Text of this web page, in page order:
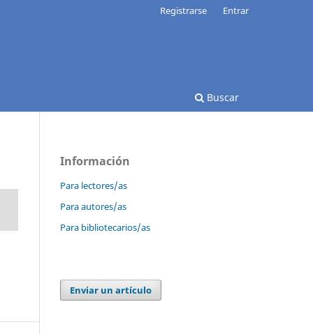
Buscar
Registrarse Entrar
Información
Para lectores/as
Para autores/as
Para bibliotecarios/as
Enviar un artículo